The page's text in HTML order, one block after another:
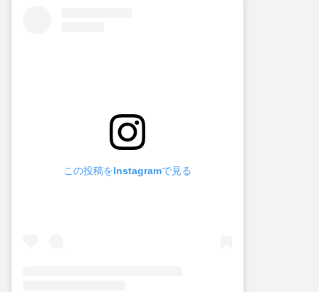
この投稿をInstagramで見る